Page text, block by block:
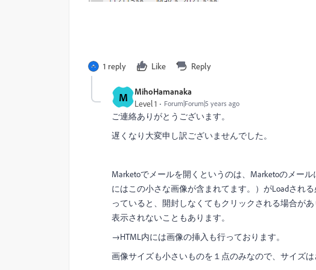
1 reply Like Reply
M MihoHamanaka
Level 1 Forum|Forum|5 years ago
ご連絡ありがとうございます。
遅くなり大変申し訳ございませんでした。
Marketoでメールを開くというのは、Marketoのメー
にはこの小さな画像が含まれてます。）がLoadされ
っていると、開封しなくてもクリックされる場合が
表示されないこともあります。
→HTML内には画像の挿入も行っております。
画像サイズも小さいものを１点のみなので、サイズは